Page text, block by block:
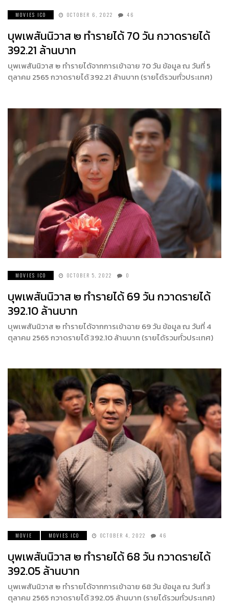
MOVIES ICO OCTOBER 6, 2022 46
บุพเพสันนิวาส ๒ ทำรายได้ 70 วัน กวาดรายได้
392.21 ล้านบาท
บุพเพสันนิวาส ๒ ทำรายได้จากการเข้าฉาย 70 วัน ข้อมูล ณ วันที่ 5
ตุลาคม 2565 กวาดรายได้ 392.21 ล้านบาท (รายได้รวมทั่วประเทศ)
MOVIES ICO OCTOBER 5, 2022 0
บุพเพสันนิวาส ๒ ทำรายได้ 69 วัน กวาดรายได้
392.10 ล้านบาท
บุพเพสันนิวาส ๒ ทำรายได้จากการเข้าฉาย 69 วัน ข้อมูล ณ วันที่ 4
ตุลาคม 2565 กวาดรายได้ 392.10 ล้านบาท (รายได้รวมทั่วประเทศ)
MOVIE MOVIES ICO OCTOBER 4, 2022 46
บุพเพสันนิวาส ๒ ทำรายได้ 68 วัน กวาดรายได้
392.05 ล้านบาท
บุพเพสันนิวาส ๒ ทำรายได้จากการเข้าฉาย 68 วัน ข้อมูล ณ วันที่ 3
ตุลาคม 2565 กวาดรายได้ 392.05 ล้านบาท (รายได้รวมทั่วประเทศ)